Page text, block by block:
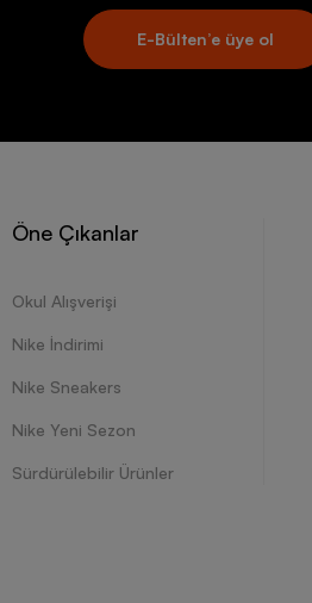
E-Bülten’e üye ol
Öne Çıkanlar
Okul Alışverişi
Nike İndirimi
Nike Sneakers
Nike Yeni Sezon
Sürdürülebilir Ürünler